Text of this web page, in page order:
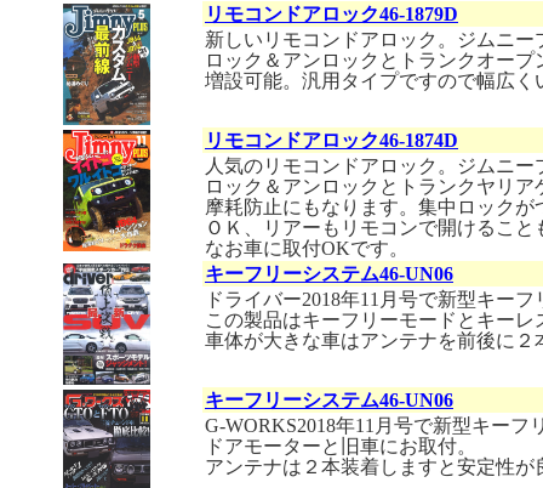
リモコンドアロック46-1879D
新しいリモコンドアロック。ジムニ
ロック＆アンロックとトランクオー
増設可能。汎用タイプですので幅広
リモコンドアロック46-1874D
人気のリモコンドアロック。ジムニ
ロック＆アンロックとトランクヤリ
摩耗防止にもなります。集中ロック
ＯＫ、リアーもリモコンで開けるこ
なお車に取付OKです。
キーフリーシステム46-UN06
ドライバー2018年11月号で新型キー
この製品はキーフリーモードとキー
車体が大きな車はアンテナを前後に
キーフリーシステム46-UN06
G-WORKS2018年11月号で新型キー
ドアモーターと旧車にお取付。
アンテナは２本装着しますと安定性が